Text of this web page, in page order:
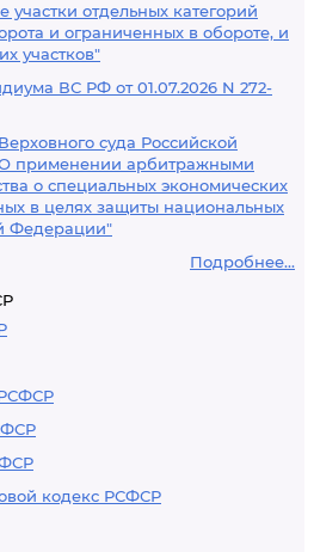
отдельных категорий
и ограниченных в обороте, и
участков"
ВС РФ от 01.07.2026 N 272-
суда Российской
применении арбитражными
о специальных экономических
в целях защиты национальных
Федерации"
Подробнее...
кодекс РСФСР